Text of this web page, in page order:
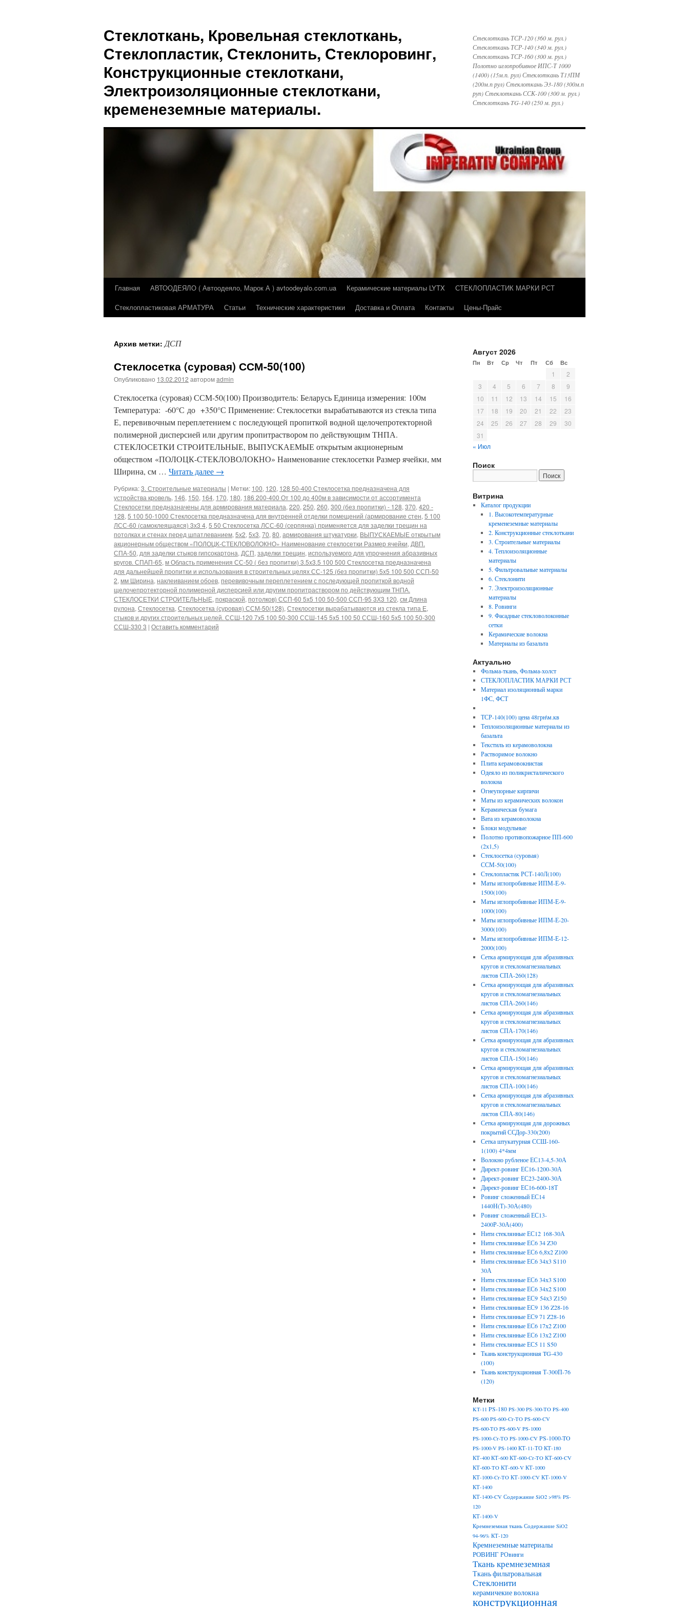
Стеклоткань, Кровельная стеклоткань,
Стеклопластик, Стеклонить, Стеклоровинг,
Конструкционные стеклоткани,
Электроизоляционные стеклоткани,
кременеземные материалы.
Стеклоткань ТСР-120 (360 м. рул.)
Стеклоткань ТСР-140 (340 м. рул.)
Стеклоткань ТСР-160 (300 м. рул.)
Полотно иглопробивное ИПС-Т 1000
(1400) (15м.п. рул) Стеклоткань Т13ПМ
(200м.п рул) Стеклоткань Э3-180 (300м.п
руп) Стеклоткань ССК-100 (300 м. рул.)
Стеклоткань TG-140 (250 м. рул.)
Перейти
Главная АВТООДЕЯЛО ( Автоодеяло, Марок А ) avtoodeyalo.com.ua Керамические материалы LYTX
СТЕКЛОПЛАСТИК МАРКИ РСТ
Стеклопластиковая АРМАТУРА
Статьи Технические характеристики Доставка и Оплата Контакты Цены-Прайс
Архив метки:ДСП
Стеклосетка (суровая) ССМ-50(100)
Опубликовано 13.02.2012 авторомadmin
Стеклосетка (суровая) ССМ-50(100) Производитель: Беларусь Единица измерения: 100м
Температура: -60°С до +350°С Применение: Стеклосетки вырабатываются из стекла типа
Е, перевивочным переплетением с последующей пропиткой водной щелочепротекторной
полимерной дисперсией или другим пропитраствором по действующим ТНПА.
СТЕКЛОСЕТКИ СТРОИТЕЛЬНЫЕ, ВЫПУСКАЕМЫЕ открытым акционерным
обществом «ПОЛОЦК-СТЕКЛОВОЛОКНО» Наименование стеклосетки Размер ячейки, мм
Ширина, см … Читать далее →
Рубрика:3. Строительные материалы | Метки: 100, 120, 128 50-400 Стеклосетка предназначена для
устройства кровель, 146, 150, 164, 170, 180, 186 200-400 От 100 до 400м в зависимости от ассортимента
Стеклосетки предназначены для армирования материала, 220, 250, 260, 300 (без пропитки) - 128, 370, 420 -
128, 5 100 50-1000 Стеклосетка предназначена для внутренней отделки помещений (армирование стен, 5 100
ЛСС-60 (самоклеящаяся) 3х3 4, 5 50 Стеклосетка ЛСС-60 (серпянка) применяется для заделки трещин на
потолках и стенах перед шпатлеванием, 5х2, 5х3, 70, 80, армирования штукатурки, ВЫПУСКАЕМЫЕ открытым
акционерным обществом «ПОЛОЦК-СТЕКЛОВОЛОКНО» Наименование стеклосетки Размер ячейки, ДВП.
СПА-50, для заделки стыков гипсокартона, ДСП, заделки трещин, используемого для упрочнения абразивных
кругов. СПАП-65, м Область применения СС-50 ( без пропитки) 3.5x3.5 100 500 Стеклосетка предназначена
для дальнейшей пропитки и использования в строительных целях СС-125 (без пропитки) 5x5 100 500 ССП-50
2, мм Ширина, наклеиванием обоев, перевивочным переплетением с последующей пропиткой водной
щелочепротекторной полимерной дисперсией или другим пропитраствором по действующим ТНПА.
СТЕКЛОСЕТКИ СТРОИТЕЛЬНЫЕ, покраской, потолков) ССП-60 5х5 100 50-500 ССП-95 3Х3 120, см Длина
рулона, Стеклосетка, Стеклосетка (суровая) ССМ-50(128), Стеклосетки вырабатываются из стекла типа Е,
стыков и других строительных целей. ССШ-120 7x5 100 50-300 ССШ-145 5x5 100 50 ССШ-160 5x5 100 50-300
ССШ-330 3 | Оставить комментарий
Август 2026
Пн Вт Ср Чт Пт Сб Вс
« Июл
1
2
3
4 5 6 7 8
9
10
11 12 13 14 15
16
17
18 19 20 21 22
23
24
25 26 27 28 29
30
31
Поиск
Витрина
Каталог продукции
1. Высокотемпературные
кременеземные материалы
2. Конструкционные стеклоткани
3. Строительные материалы
4. Теплоизоляционные
материалы
5. Фильтровальные материалы
6. Стеклонити
7. Электроизоляционные
материалы
8. Ровинги
9. Фасадные стекловолоконные
сетки
Керамические волокна
Материалы из базальта
Актуально
Фольма-ткань, Фольма-холст
СТЕКЛОПЛАСТИК МАРКИ РСТ
Материал изоляционный марки
1ФС, ФСТ
ТСР-140(100) цена 48грн\м.кв
Теплоизоляционные материалы из
базальта
Текстиль из керамоволокна
Растворимое волокно
Плита керамовокнистая
Одеяло из поликристалического
волокна
Огнеупорные кирпичи
Маты из керамических волокон
Керамическая бумага
Вата из керамоволокна
Блоки модульные
Полотно противопожарное ПП-600
(2х1,5)
Стеклосетка (суровая)
ССМ-50(100)
Стеклопластик РСТ-140Л(100)
Маты иглопробивные ИПМ-Е-9-
1500(100)
Маты иглопробивные ИПМ-Е-9-
1000(100)
Маты иглопробивные ИПМ-Е-20-
3000(100)
Маты иглопробивные ИПМ-Е-12-
2000(100)
Сетка армирующая для абразивных
кругов и стекломагнезиальных
листов СПА-260(128)
Сетка армирующая для абразивных
кругов и стекломагнезиальных
листов СПА-260(146)
Сетка армирующая для абразивных
кругов и стекломагнезиальных
листов СПА-170(146)
Сетка армирующая для абразивных
кругов и стекломагнезиальных
листов СПА-150(146)
Сетка армирующая для абразивных
кругов и стекломагнезиальных
листов СПА-100(146)
Сетка армирующая для абразивных
кругов и стекломагнезиальных
листов СПА-80(146)
Сетка армирующая для дорожных
покрытий ССДор-330(200)
Сетка штукатурная ССШ-160-
1(100) 4*4мм
Волокно рубленое ЕС13-4,5-30А
Директ-ровинг ЕС16-1200-30А
Директ-ровинг ЕС23-2400-30А
Директ-ровинг ЕС16-600-18Т
Ровинг сложенный ЕС14
1440Н(Т)-30А(480)
Ровинг сложенный ЕС13-
2400Р-30А(400)
Нити стеклянные ЕС12 168-30А
Нити стеклянные ЕС6 34 Z30
Нити стеклянные ЕС6 6,8х2 Z100
Нити стеклянные ЕС6 34х3 S110
30А
Нити стеклянные ЕС6 34х3 S100
Нити стеклянные ЕС6 34х2 S100
Нити стеклянные ЕС9 54х3 Z150
Нити стеклянные ЕС9 136 Z28-16
Нити стеклянные ЕС9 71 Z28-16
Нити стеклянные ЕС6 17х2 Z100
Нити стеклянные ЕС6 13х2 Z100
Нити стеклянные ЕС5 11 S50
Ткань конструкционная TG-430
(100)
Ткань конструкционная Т-300П-76
(120)
Метки
KT-11 PS-180 PS-300 PS-300-TO PS-400
PS-600 PS-600-Cr-TO PS-600-CV
PS-600-TO PS-600-V PS-1000
PS-1000-Cr-TO PS-1000-CV PS-1000-TO
PS-1000-V PS-1400 КТ-11-ТО КТ-180
КТ-400 КТ-600 КТ-600-Cr-TO КТ-600-CV
КТ-600-TO КТ-600-V КТ-1000
КТ-1000-Cr-TO КТ-1000-CV КТ-1000-V
КТ-1400
КТ-1400-CV Содержание SiO2 >98% PS-
120
КТ-1400-V
Кремнеземная ткань Содержание SiO2
94-96% КТ-120
Кремнеземные материалы
РОВИНГ РОвинги
Ткань кремнеземная
Ткань фильтровальная
Стеклонити
керамичекие волокна
конструкционная